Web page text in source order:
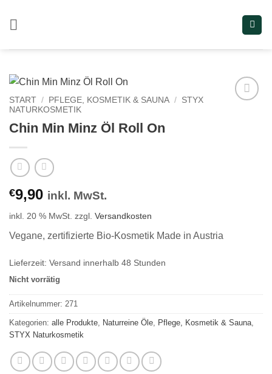
Inhalt
START / PFLEGE, KOSMETIK & SAUNA / STYX
NATURKOSMETIK
Chin Min Minz Öl Roll On
€9,90 inkl. MwSt.
inkl. 20 % MwSt. zzgl. Versandkosten
Vegane, zertifizierte Bio-Kosmetik Made in Austria
Lieferzeit: Versand innerhalb 48 Stunden
Nicht vorrätig
Artikelnummer: 271
Kategorien: alle Produkte Naturreine Öle Pflege, Kosmetik & Sauna
STYX Naturkosmetik